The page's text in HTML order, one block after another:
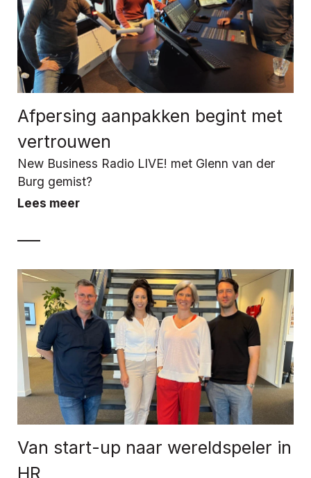
Afpersing aanpakken begint met
vertrouwen
New Business Radio LIVE! met Glenn van der
Burg gemist?
Lees meer
Van start-up naar wereldspeler in
HR